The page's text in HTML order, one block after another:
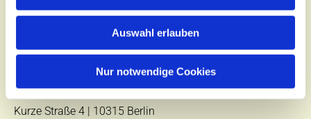
Auswahl erlauben
Nur notwendige Cookies
Tel.:(030) 643 849 70
Besuchen Sie uns:
Di 10 - 12 Uhr |Mi 9.30 - 12 Uhr |Fr 14 - 18 Uhr
Kurze Straße 4 | 10315 Berlin